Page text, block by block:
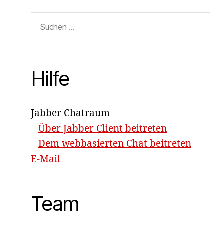
nach:
Hilfe
Jabber Chatraum
Über Jabber Client beitreten
Dem webbasierten Chat beitreten
E-Mail
Team